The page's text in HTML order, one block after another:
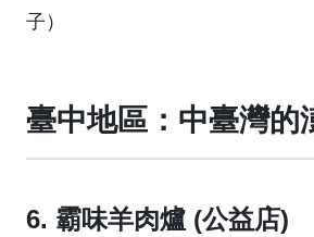
子）
臺中地區：中臺灣的
6. 霸味羊肉爐 (公益店)